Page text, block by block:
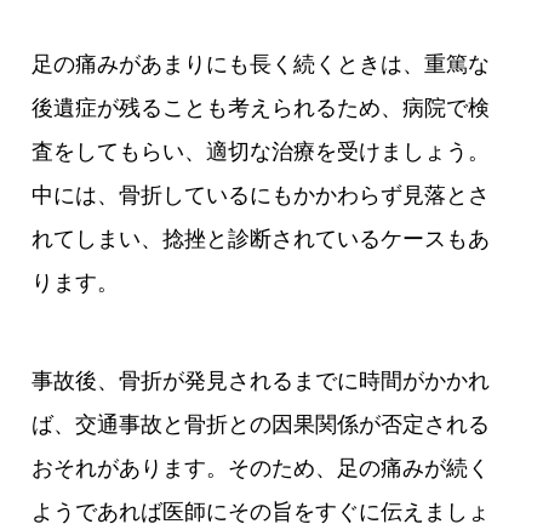
足の痛みがあまりにも長く続くときは、重篤な
後遺症が残ることも考えられるため、病院で検
査をしてもらい、適切な治療を受けましょう。
中には、骨折しているにもかかわらず見落とさ
れてしまい、捻挫と診断されているケースもあ
ります。
事故後、骨折が発見されるまでに時間がかかれ
ば、交通事故と骨折との因果関係が否定される
おそれがあります。そのため、足の痛みが続く
ようであれば医師にその旨をすぐに伝えましょ